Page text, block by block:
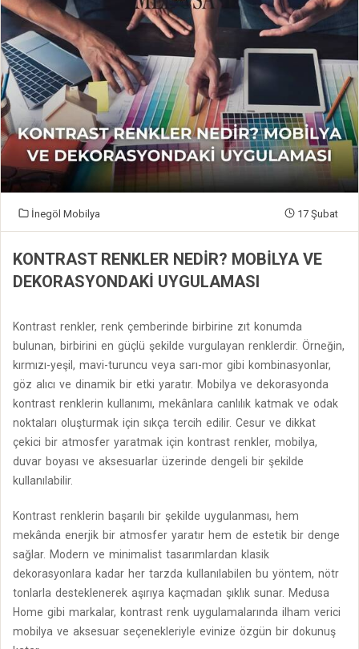
İnegöl Mobilya 17 Şubat
KONTRAST RENKLER NEDIR? MOBILYA VE
DEKORASYONDAKI UYGULAMASI
Kontrast renkler, renk çemberinde birbirine zıt konumda
bulunan, birbirini en güçlü şekilde vurgulayan renklerdir. Örneğin,
kırmızı-yeşil, mavi-turuncu veya sarı-mor gibi kombinasyonlar,
göz alıcı ve dinamik bir etki yaratır. Mobilya ve dekorasyonda
kontrast renklerin kullanımı, mekânlara canlılık katmak ve odak
noktaları oluşturmak için sıkça tercih edilir. Cesur ve dikkat
çekici bir atmosfer yaratmak için kontrast renkler, mobilya,
duvar boyası ve aksesuarlar üzerinde dengeli bir şekilde
kullanılabilir.
Kontrast renklerin başarılı bir şekilde uygulanması, hem
mekânda enerjik bir atmosfer yaratır hem de estetik bir denge
sağlar. Modern ve minimalist tasarımlardan klasik
dekorasyonlara kadar her tarzda kullanılabilen bu yöntem, nötr
tonlarla desteklenerek aşırıya kaçmadan şıklık sunar. Medusa
Home gibi markalar, kontrast renk uygulamalarında ilham verici
mobilya ve aksesuar seçenekleriyle evinize özgün bir dokunuş